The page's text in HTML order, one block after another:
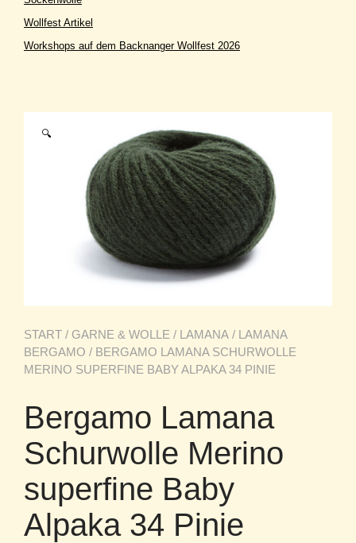
🔍
START / GARNE & WOLLE / LAMANA / LAMANA
BERGAMO / BERGAMO LAMANA SCHURWOLLE
MERINO SUPERFINE BABY ALPAKA 34 PINIE
Bergamo Lamana
Schurwolle Merino
superfine Baby
Alpaka 34 Pinie
Wollfest Artikel
Workshops auf dem Backnanger Wollfest 2026